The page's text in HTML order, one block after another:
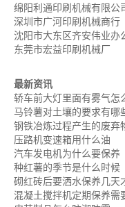
绵阳利通印刷机械有限公
深圳市广河印刷机械商行
沈阳市大东区齐安伟业办
东莞市宏益印刷机械厂
最新资讯
轿车前大灯里面有雾气怎
马铃薯对土壤的要求有哪
钢铁冶炼过程产生的废弃
压路机变速箱用什么油
汽车发电机为什么要保养
种红薯的季节是什么时候
砌红砖后要洒水保养几天
混凝土搅拌机定期保养需